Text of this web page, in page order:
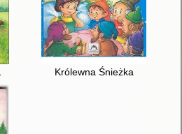
Królewna Śnieżka